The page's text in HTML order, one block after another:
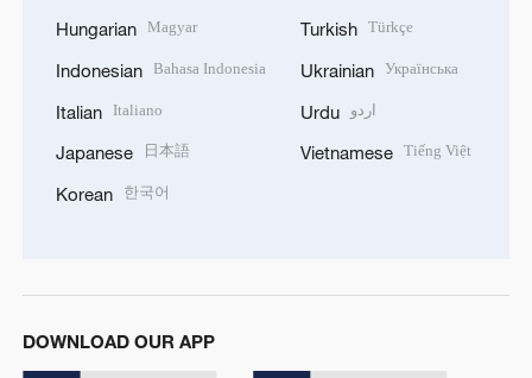
Hungarian Magyar
Indonesian Bahasa Indonesia
Italian Italiano
Japanese 日本語
Korean 한국어
Turkish Türkçe
Ukrainian Українська
Urdu اردو
Vietnamese Tiếng Việt
DOWNLOAD OUR APP